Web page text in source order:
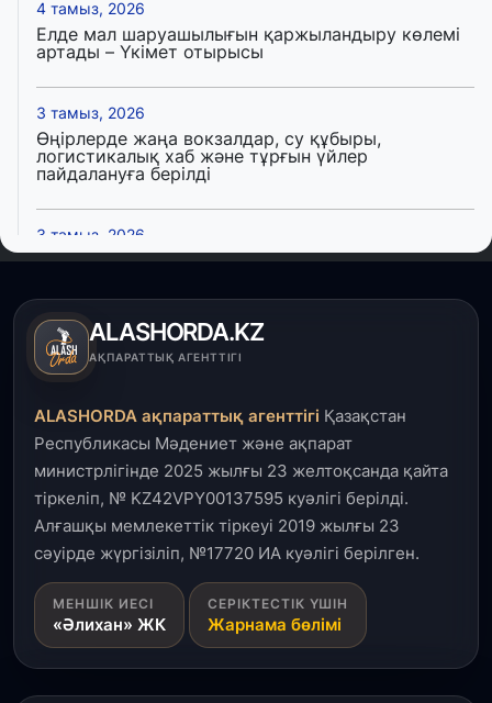
4 тамыз, 2026
Елде мал шаруашылығын қаржыландыру көлемі
артады – Үкімет отырысы
3 тамыз, 2026
Өңірлерде жаңа вокзалдар, су құбыры,
логистикалық хаб және тұрғын үйлер
пайдалануға берілді
3 тамыз, 2026
Қызылордада 300 орындық аурухана,
салынып жатыр
1 тамыз, 2026
31 шілде, 2026
Ақмола облысындағы кездесуде кәсіпкерлер мен
ұстаздар «Әділет» партиясына өз ұсыныстарын
айтты
31 шілде, 2026
ҚР Президенті Орталық Азия елдеріне
ұзақмерзімді ынтымақтастық жоспарын әзірлеуді
ұсынды
ALASHORDA.KZ
АҚПАРАТТЫҚ АГЕНТТІГІ
ALASHORDA ақпараттық агенттігі Қазақстан
Республикасы Мәдениет және ақпарат
министрлігінде 2025 жылғы 23 желтоқсанда қайта
тіркеліп, № KZ42VPY00137595 куәлігі берілді.
Алғашқы мемлекеттік тіркеуі 2019 жылғы 23
сәуірде жүргізіліп, №17720 ИА куәлігі берілген.
МЕНШІК ИЕСІ
«Әлихан» ЖК
СЕРІКТЕСТІК ҮШІН
Жарнама бөлімі